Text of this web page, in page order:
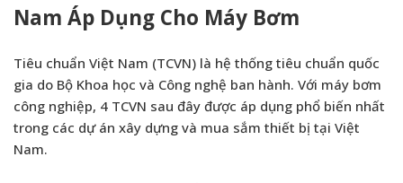
Nam Áp Dụng Cho Máy Bơm
Tiêu chuẩn Việt Nam (TCVN) là hệ thống tiêu chuẩn quốc
gia do Bộ Khoa học và Công nghệ ban hành. Với máy bơm
công nghiệp, 4 TCVN sau đây được áp dụng phổ biến nhất
trong các dự án xây dựng và mua sắm thiết bị tại Việt
Nam.